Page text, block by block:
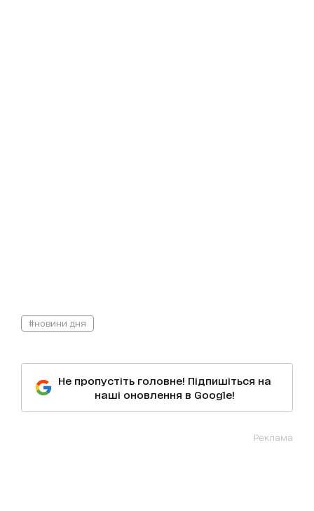
#новини дня
Не пропустіть головне! Підпишіться на
наші оновлення в Google!
Реклама